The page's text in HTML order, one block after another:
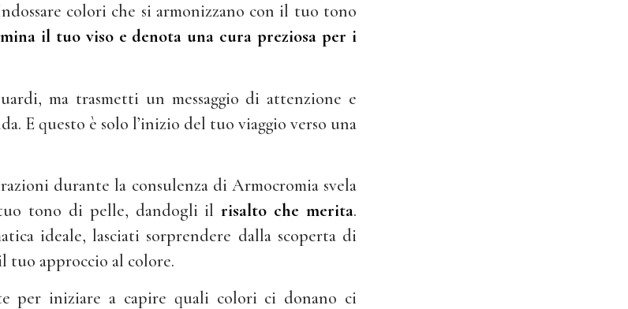
colori che si armonizzano con il tuo tono
il tuo viso e denota una cura preziosa per i
ma trasmetti un messaggio di attenzione e
E questo è solo l’inizio del tuo viaggio verso una
durante la consulenza di Armocromia svela
tuo tono di pelle, dandogli ilrisalto che merita.
ideale, lasciati sorprendere dalla scoperta di
tuo approccio al colore.
per iniziare a capire quali colori ci donano ci